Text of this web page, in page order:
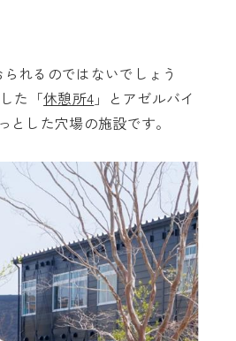
れるのではないでしょう
た「休憩所4 」とアゼルバイ
した穴場の施設です。